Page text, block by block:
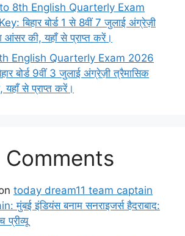
8th English Quarterly Exam
बिहार बोर्ड 1 से 8वीं 7 जुलाई अंग्रेज़ी
आंसर की, यहाँ से प्राप्त करें।
English Quarterly Exam 2026
बोर्ड 9वीं 3 जुलाई अंग्रेज़ी त्रैमासिक
यहाँ से प्राप्त करें।
Comments
today dream11 team captain
मुंबई इंडियंस बनाम सनराइजर्स हैदराबाद: